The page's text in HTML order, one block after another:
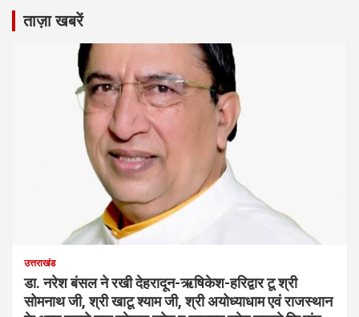
ताज़ा खबरें
उत्तराखंड
डा. नरेश बंसल ने रखी देहरादून-ऋषिकेश-हरिद्वार टू श्री
सोमनाथ जी, श्री खाटू श्याम जी, श्री अयोध्याधाम एवं राजस्थान